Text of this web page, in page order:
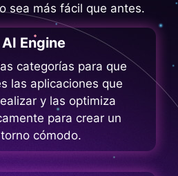
sea más fácil que antes.
AI Engine
categorías para que
las aplicaciones que
y las optimiza
para crear un
cómodo.